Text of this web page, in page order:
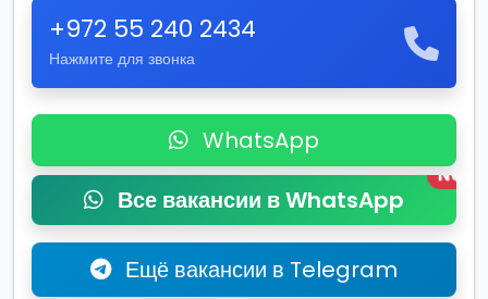
+972 55 240 2434
Нажмите для звонка
WhatsApp
Все вакансии в WhatsApp
New
Ещё вакансии в Telegram